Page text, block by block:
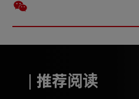
推荐阅读